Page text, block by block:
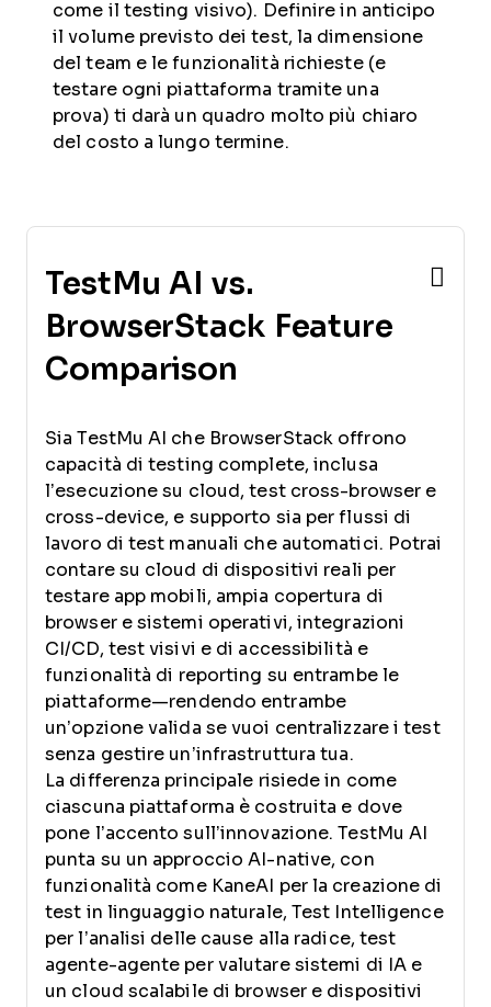
come il testing visivo). Definire in anticipo
il volume previsto dei test, la dimensione
del team e le funzionalità richieste (e
testare ogni piattaforma tramite una
prova) ti darà un quadro molto più chiaro
del costo a lungo termine.
TestMu AI vs.
BrowserStack Feature
Comparison
Sia TestMu AI che BrowserStack offrono
capacità di testing complete, inclusa
l’esecuzione su cloud, test cross-browser e
cross-device, e supporto sia per flussi di
lavoro di test manuali che automatici. Potrai
contare su cloud di dispositivi reali per
testare app mobili, ampia copertura di
browser e sistemi operativi, integrazioni
CI/CD, test visivi e di accessibilità e
funzionalità di reporting su entrambe le
piattaforme—rendendo entrambe
un’opzione valida se vuoi centralizzare i test
senza gestire un’infrastruttura tua.
La differenza principale risiede in come
ciascuna piattaforma è costruita e dove
pone l’accento sull’innovazione. TestMu AI
punta su un approccio AI-native, con
funzionalità come KaneAI per la creazione di
test in linguaggio naturale, Test Intelligence
per l’analisi delle cause alla radice, test
agente-agente per valutare sistemi di IA e
un cloud scalabile di browser e dispositivi